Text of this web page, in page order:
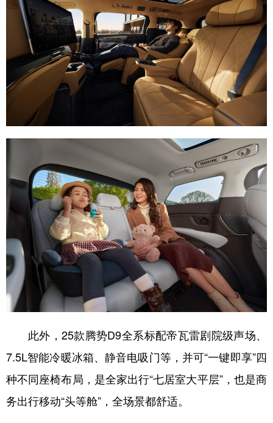
此外，25款腾势D9全系标配帝瓦雷剧院级声场、
7.5L智能冷暖冰箱、静音电吸门等，并可“一键即享”四
种不同座椅布局，是全家出行“七居室大平层”，也是商
务出行移动“头等舱”，全场景都舒适。